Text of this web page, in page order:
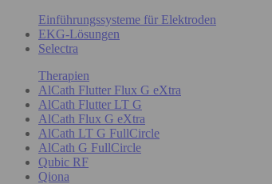
Einführungssysteme für Elektroden
EKG-Lösungen
Selectra
Therapien
AlCath Flutter Flux G eXtra
AlCath Flutter LT G
AlCath Flux G eXtra
AlCath LT G FullCircle
AlCath G FullCircle
Qubic RF
Qiona